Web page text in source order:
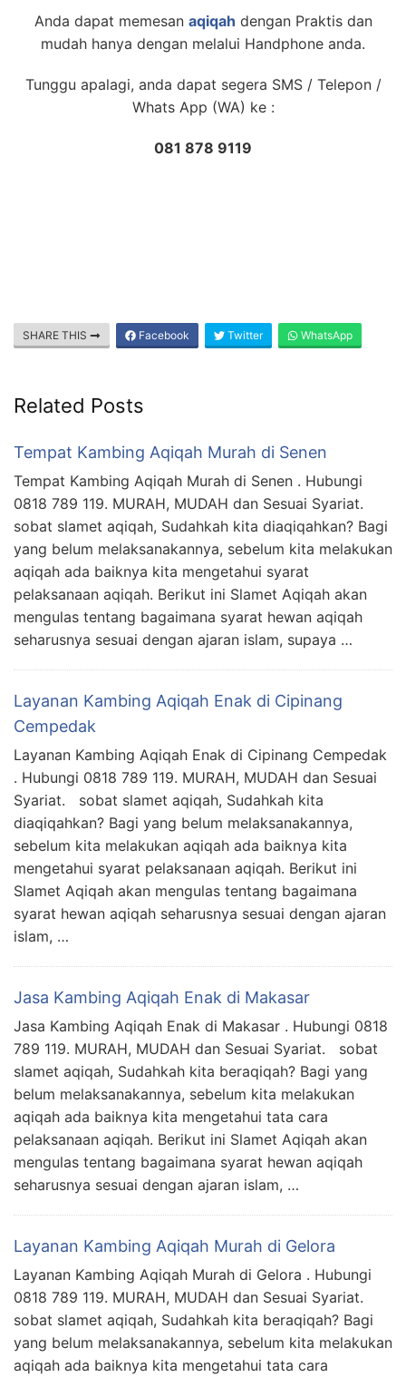
Anda dapat memesan aqiqah dengan Praktis dan
mudah hanya dengan melalui Handphone anda.
Tunggu apalagi, anda dapat segera SMS / Telepon /
Whats App (WA) ke :
081 878 9119
SHARE THIS Facebook Twitter WhatsApp
Related Posts
Tempat Kambing Aqiqah Murah di Senen
Tempat Kambing Aqiqah Murah di Senen . Hubungi
0818 789 119. MURAH, MUDAH dan Sesuai Syariat.
sobat slamet aqiqah, Sudahkah kita diaqiqahkan? Bagi
yang belum melaksanakannya, sebelum kita melakukan
aqiqah ada baiknya kita mengetahui syarat
pelaksanaan aqiqah. Berikut ini Slamet Aqiqah akan
mengulas tentang bagaimana syarat hewan aqiqah
seharusnya sesuai dengan ajaran islam, supaya …
Layanan Kambing Aqiqah Enak di Cipinang
Cempedak
Layanan Kambing Aqiqah Enak di Cipinang Cempedak
. Hubungi 0818 789 119. MURAH, MUDAH dan Sesuai
Syariat. sobat slamet aqiqah, Sudahkah kita
diaqiqahkan? Bagi yang belum melaksanakannya,
sebelum kita melakukan aqiqah ada baiknya kita
mengetahui syarat pelaksanaan aqiqah. Berikut ini
Slamet Aqiqah akan mengulas tentang bagaimana
syarat hewan aqiqah seharusnya sesuai dengan ajaran
islam, …
Jasa Kambing Aqiqah Enak di Makasar
Jasa Kambing Aqiqah Enak di Makasar . Hubungi 0818
789 119. MURAH, MUDAH dan Sesuai Syariat. sobat
slamet aqiqah, Sudahkah kita beraqiqah? Bagi yang
belum melaksanakannya, sebelum kita melakukan
aqiqah ada baiknya kita mengetahui tata cara
pelaksanaan aqiqah. Berikut ini Slamet Aqiqah akan
mengulas tentang bagaimana syarat hewan aqiqah
seharusnya sesuai dengan ajaran islam, …
Layanan Kambing Aqiqah Murah di Gelora
Layanan Kambing Aqiqah Murah di Gelora . Hubungi
0818 789 119. MURAH, MUDAH dan Sesuai Syariat.
sobat slamet aqiqah, Sudahkah kita beraqiqah? Bagi
yang belum melaksanakannya, sebelum kita melakukan
aqiqah ada baiknya kita mengetahui tata cara